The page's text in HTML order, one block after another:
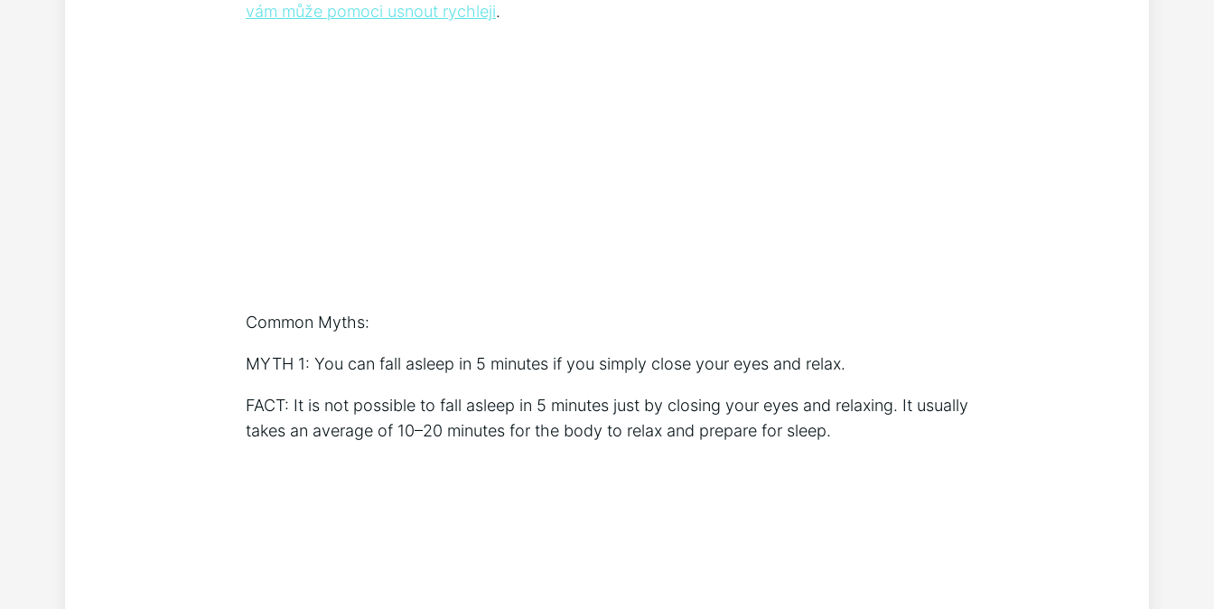
vám může pomoci usnout rychleji.
Common Myths:
MYTH 1: You can fall asleep in 5 minutes if you simply close your eyes and relax.
FACT: It is not possible to fall asleep in 5 minutes just by closing your eyes and relaxing. It usually
takes an average of 10–20 minutes for the body to relax and prepare for sleep.